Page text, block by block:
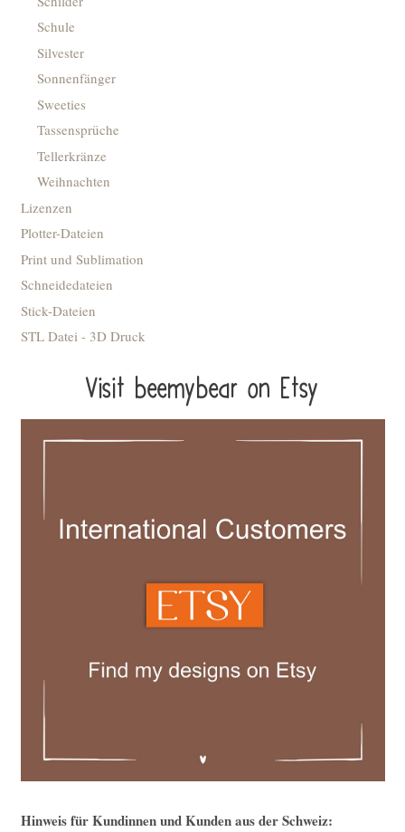
Schule
Silvester
Sonnenfänger
Sweeties
Tassensprüche
Tellerkränze
Weihnachten
Lizenzen
Plotter-Dateien
Print und Sublimation
Schneidedateien
Stick-Dateien
STL Datei - 3D Druck
Visit beemybear on Etsy
Hinweis für Kundinnen und Kunden aus der Schweiz: